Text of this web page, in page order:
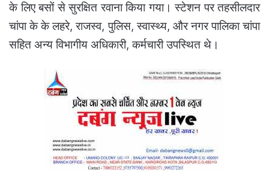
के लिए बसों से सुरक्षित रवाना किया गया। स्टेशन पर तहसीलदार
चांपा के के लहरे, राजस्व, पुलिस, स्वास्थ्य, और नगर पालिका चांपा
सहित अन्य विभागीय अधिकारी, कर्मचारी उपस्थित थे।